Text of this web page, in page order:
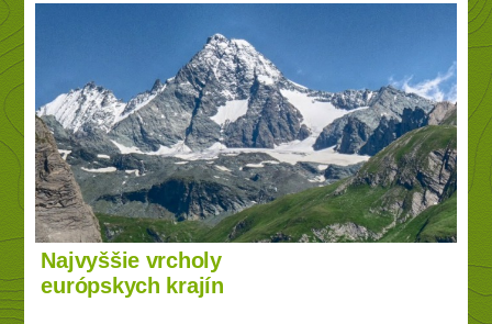
Najvyššie vrcholy
európskych krajín